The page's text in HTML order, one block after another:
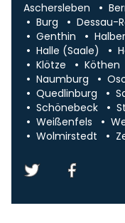
Aschersleben
Burg
Dessau-
Genthin
Halle (Saale)
Klötze
Köthen
Naumburg
Quedlinburg
Schönebeck
Weißenfels
Wolmirstedt